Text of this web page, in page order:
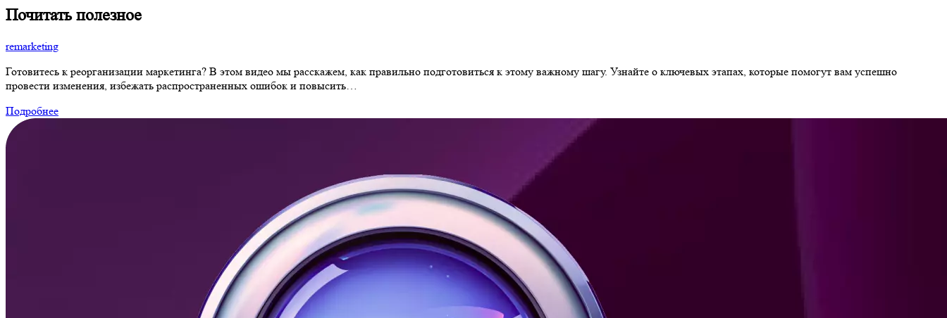
Почитать полезное
remarketing
Готовитесь к реорганизации маркетинга? В этом видео мы расскажем, как правильно подготовиться к этому важному шагу. Узнайте о ключевых этапах, которые помогут вам успешно
провести изменения, избежать распространенных ошибок и повысить…
Подробнее